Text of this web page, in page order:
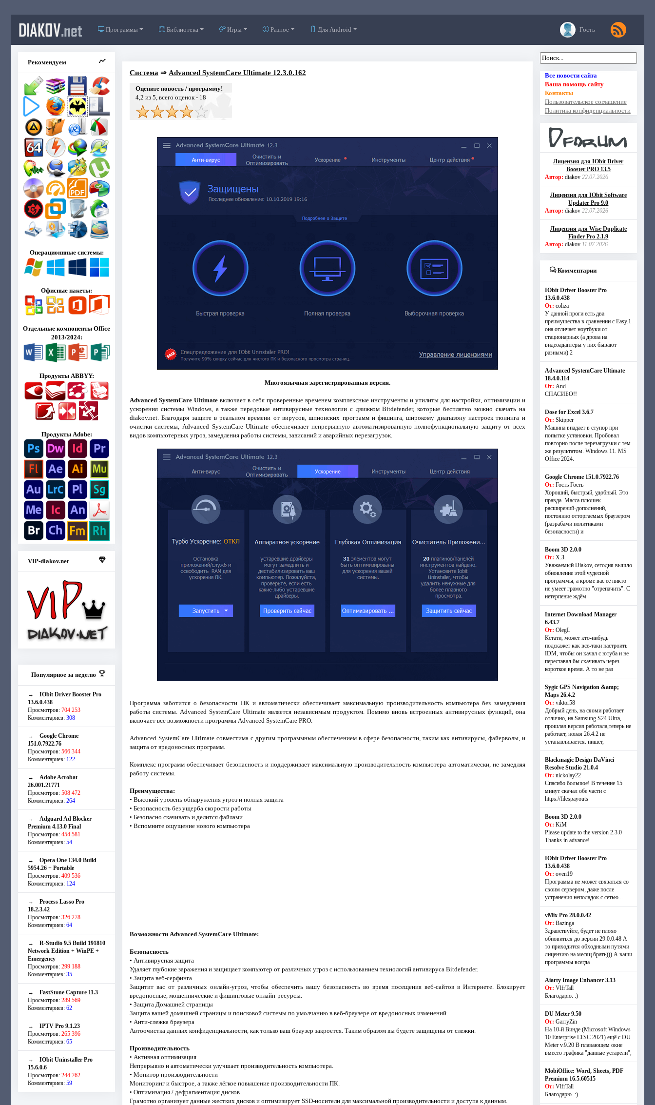
DIAKOV.net Программы Библиотека Игры Разное Для Android Гость
Рекомендуем
Операционнные системы:
Офисные пакеты:
Отдельные компоненты Office
2013/2024:
Продукты ABBYY:
Продукты Adobe:
VIP-diakov.net
Популярное за неделю
→ IObit Driver Booster Pro
13.6.0.438
Просмотров: 704 253
Комментариев: 308
→ Google Chrome
151.0.7922.76
Просмотров: 566 344
Комментариев: 122
→ Adobe Acrobat
26.001.21771
Просмотров: 508 472
Комментариев: 264
→ Adguard Ad Blocker
Premium 4.13.0 Final
Просмотров: 454 581
Комментариев: 54
→ Opera One 134.0 Build
5954.26 + Portable
Просмотров: 409 536
Комментариев: 124
→ Process Lasso Pro
18.2.3.42
Просмотров: 326 278
Комментариев: 64
→ R-Studio 9.5 Build 191810
Network Edition + WinPE +
Emergency
Просмотров: 299 188
Комментариев: 35
→ FastStone Capture 11.3
Просмотров: 289 569
Комментариев: 62
→ IPTV Pro 9.1.23
Просмотров: 265 396
Комментариев: 65
→ IObit Uninstaller Pro
15.6.0.6
Просмотров: 244 762
Комментариев: 59
Система ⇒ Advanced SystemCare Ultimate 12.3.0.162
Оцените новость / программу!
4,2 из 5, всего оценок - 18
Многоязычная зарегистрированная версия.
Advanced SystemCare Ultimateвключает в себя проверенные временем комплексные инструменты и утилиты для настройки, оптимизации и
ускорения системы Windows, а также передовые антивирусные технологии с движком Bitdefender, которые бесплатно можно скачать на
diakov.net. Благодаря защите в реальном времени от вирусов, шпионских программ и фишинга, широкому диапазону настроек тюнинга и
очистки системы, Advanced SystemCare Ultimate обеспечивает непрерывную автоматизированную полнофункциональную защиту от всех
видов компьютерных угроз, замедления работы системы, зависаний и аварийных перезагрузок.
Программа заботится о безопасности ПК и автоматически обеспечивает максимальную производительность компьютера без замедления
работы системы. Advanced SystemCare Ultimate является независимым продуктом. Помимо вновь встроенных антивирусных функций, она
включает все возможности программы Advanced SystemCare PRO.
Advanced SystemCare Ultimate совместима с другим программным обеспечением в сфере безопасности, таким как антивирусы, файерволы, и
защита от вредоносных программ.
Комплекс программ обеспечивает безопасность и поддерживает максимальную производительность компьютера автоматически, не замедляя
работу системы.
Преимущества:
• Высокий уровень обнаружения угроз и полная защита
• Безопасность без ущерба скорости работы
• Безопасно скачивать и делится файлами
• Вспомните ощущение нового компьютера
Возможности Advanced SystemCare Ultimate:
Безопасность
• Антивирусная защита
Удаляет глубокие заражения и защищает компьютер от различных угроз с использованием технологий антивируса Bitdefender.
• Защита веб-серфинга
Защитит вас от различных онлайн-угроз, чтобы обеспечить вашу безопасность во время посещения веб-сайтов в Интернете. Блокирует
вредоносные, мошеннические и фишинговые онлайн-ресурсы.
• Защита Домашней страницы
Защита вашей домашней страницы и поисковой системы по умолчанию в веб-браузере от вредоносных изменений.
• Анти-слежка браузера
Автоочистка данных конфиденциальности, как только ваш браузер закроется. Таким образом вы будете защищены от слежки.
Производительность
• Активная оптимизация
Непрерывно и автоматически улучшает производительность компьютера.
• Монитор производительности
Мониторинг и быстрое, а также лёгкое повышение производительности ПК.
• Оптимизация / дефрагментация дисков
Грамотно организует данные жестких дисков и оптимизирует SSD-носители для максимальной производительности и доступа к данным.
Все новости сайта
Ваша помощь сайту
Контакты
Пользовательское соглашение
Политика конфиденциальности
Лицензия для IObit Driver
Booster PRO 13.5
Автор: diakov 22.07.2026
Лицензия для IObit Software
Updater Pro 9.0
Автор: diakov 22.07.2026
Лицензия для Wise Duplicate
Finder Pro 2.1.9
Автор: diakov 11.07.2026
Комментарии
IObit Driver Booster Pro
13.6.0.438
От: coliza
У данной проги есть два
преимущества в сравнении с Easy.1
она отличает ноутбуки от
стационарных (а дрова на
видеоадаптеры у них бывают
разными) 2
Advanced SystemCare Ultimate
18.4.0.114
От: And
СПАСИБО!!
Dose for Excel 3.6.7
От: Skipper
Машина впадает в ступор при
попытке установки. Пробовал
повторно после перезагрузки с тем
же результатом. Windows 11. MS
Offiсe 2024.
Google Chrome 151.0.7922.76
От: Гость Гость
Хороший, быстрый, удобный. Это
правда. Масса плюшек
расширений-дополнений,
постоянно отторгаемых браузером
(разрабами политиками
безопасности) и
Boom 3D 2.0.0
От: Х.З.
Уважаемый Diakov, сегодня вышло
обновление этой чудесной
программы, а кроме вас её никто
не умеет грамотно "отрепачить". С
нетерпение ждём
Internet Download Manager
6.43.7
От: OlegL
Кстати, может кто-нибудь
подскажет как все-таки настроить
IDM, чтобы он качал с ютуба и не
переставал бы скачивать через
короткое время. А то не раз
Sygic GPS Navigation &amp;
Maps 26.4.2
От: viktor58
Добрый день, на сяоми работает
отлично, на Samsung S24 Ultra,
прошлая версия работала,теперь не
работает, новая 26.4.2 не
устанавливается. пишет,
Blackmagic Design DaVinci
Resolve Studio 21.0.4
От: nickolay22
Спасибо большое! В течение 15
минут скачал обе части с
https://filespayouts
Boom 3D 2.0.0
От: KiM
Please update to the version 2.3.0
Thanks in advance!
IObit Driver Booster Pro
13.6.0.438
От: oven19
Программа не может связаться со
своим сервером, даже после
устранения неполадок с сетью...
vMix Pro 28.0.0.42
От: Bazinga
Здравствуйте, будет не плохо
обновиться до версии 29.0.0.48 А
то приходится обходными путями
лицензию на месяц брать))) А ваши
программы всегда
Aiarty Image Enhancer 3.13
От: VlfrTall
Благодарю. :)
DU Meter 9.50
От: GarryZin
На 10-й Винде (Microsoft Windows
10 Enterprise LTSC 2021) ещё с DU
Meter v.9.20 В плавающем окне
вместо графика "данные устарели",
MobiOffice: Word, Sheets, PDF
Premium 16.5.60515
От: VlfrTall
Благодарю. :)